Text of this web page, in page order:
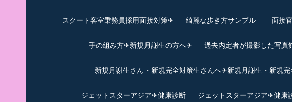
スクート客室乗務員採用面接対策✈︎ 綺麗な歩き方サンプル –面接
–手の組み方✈新規月謝生の方へ✈ 過去内定者が撮影した写真
新規月謝生さん・新規完全対策生さんへ✈新規月謝生・新規
ジェットスターアジア✈︎健康診断 ジェットスターアジア✈︎健康